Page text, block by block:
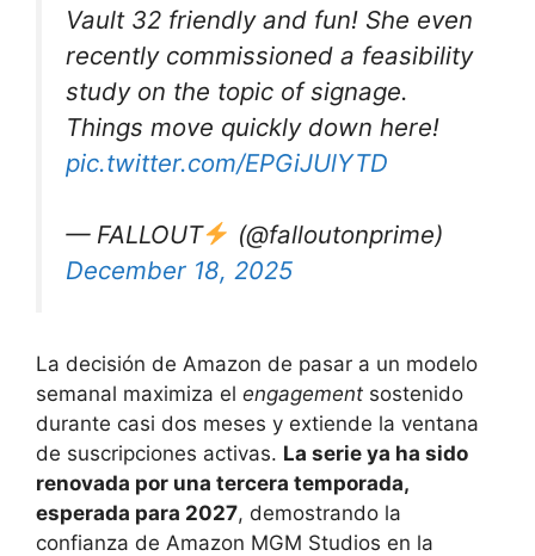
Vault 32 friendly and fun! She even
recently commissioned a feasibility
study on the topic of signage.
Things move quickly down here!
pic.twitter.com/EPGiJUlYTD
— FALLOUT
(@falloutonprime)
December 18, 2025
La decisión de Amazon de pasar a un modelo
semanal maximiza el engagement sostenido
durante casi dos meses y extiende la ventana
de suscripciones activas. La serie ya ha sido
renovada por una tercera temporada,
esperada para 2027, demostrando la
confianza de Amazon MGM Studios en la